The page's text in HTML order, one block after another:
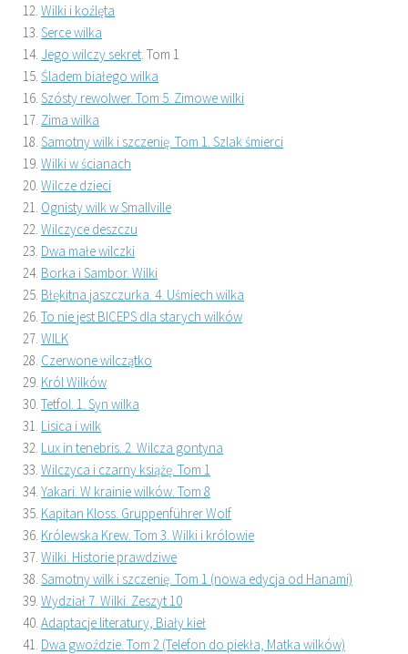
Wilki i koźlęta
Serce wilka
Jego wilczy sekret. Tom 1
Śladem białego wilka
Szósty rewolwer. Tom 5. Zimowe wilki
Zima wilka
Samotny wilk i szczenię. Tom 1. Szlak śmierci
Wilki w ścianach
Wilcze dzieci
Ognisty wilk w Smallville
Wilczyce deszczu
Dwa małe wilczki
Borka i Sambor. Wilki
Błękitna jaszczurka. 4. Uśmiech wilka
To nie jest BICEPS dla starych wilków
WILK
Czerwone wilczątko
Król Wilków
Tetfol. 1. Syn wilka
Lisica i wilk
Lux in tenebris. 2. Wilcza gontyna
Wilczyca i czarny książę. Tom 1
Yakari. W krainie wilków. Tom 8
Kapitan Kloss. Gruppenführer Wolf
Królewska Krew. Tom 3. Wilki i królowie
Wilki. Historie prawdziwe
Samotny wilk i szczenię. Tom 1 (nowa edycja od Hanami)
Wydział 7. Wilki. Zeszyt 10
Adaptacje literatury, Biały kieł
Dwa gwoździe. Tom 2 (Telefon do piekła, Matka wilków)